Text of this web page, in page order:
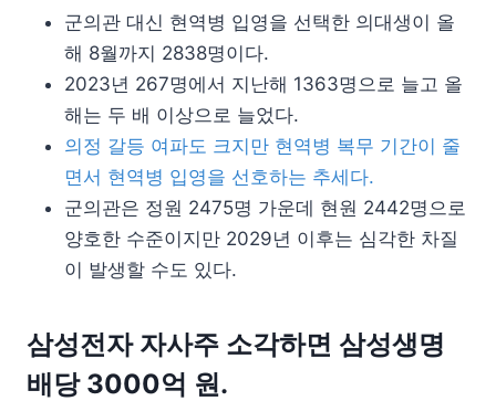
군의관 대신 현역병 입영을 선택한 의대생이 올
해 8월까지 2838명이다.
2023년 267명에서 지난해 1363명으로 늘고 올
해는 두 배 이상으로 늘었다.
의정 갈등 여파도 크지만 현역병 복무 기간이 줄
면서 현역병 입영을 선호하는 추세다.
군의관은 정원 2475명 가운데 현원 2442명으로
양호한 수준이지만 2029년 이후는 심각한 차질
이 발생할 수도 있다.
삼성전자 자사주 소각하면 삼성생명
배당 3000억 원.